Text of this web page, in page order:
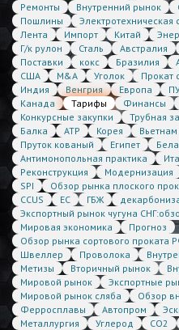
Ремонты
Внутренний рынок
Пошлины
Электротехническая
Лента
Импорт Китай
Г/к рулон
Сталь Австралия
Поставки
кокс Бразилия
США
M&A Уголок Прокат
Индия
Венгрия Европа
Канада
Тарифы Финансы
Конкурсные закупки
Трубная
Балка
АТР Корея Вьетнам
Пруток кованый
Египет
Антимонопольная практика
Реконструкция
Модернизация
SPI
Обзор рынка плоского
CCUS
ЕС ГБЖ
Экспортный рынок чугуна
Мировая экономика
Прогноз
Обзор рынка сортового проката
Швеллер
Проволока
Метизы
Вторичный рынок
Мировой рынок
Экспортные
Мировой рынок сляба
Обзор
Ферросплавы
Автопром
Металлургия
Углерод CO2